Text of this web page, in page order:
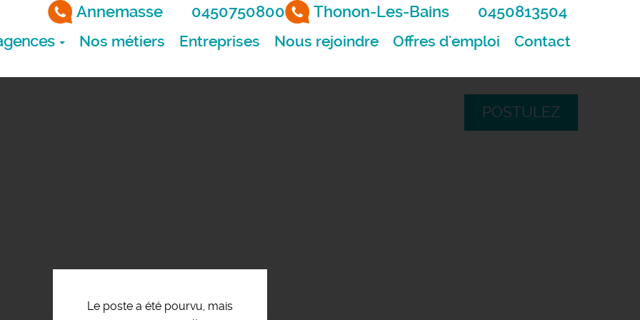
Annemasse 0450750800 Thonon-Les-Bains 0450813504
Nos métiers Entreprises Nous rejoindre Offres d'emploi Contact
Le poste a été pourvu, mais
POSTULEZ